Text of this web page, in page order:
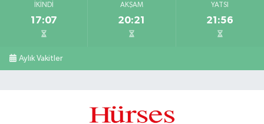
İKINDI
17:07
AKŞAM
20:21
YATSI
21:56
Aylık Vakitler